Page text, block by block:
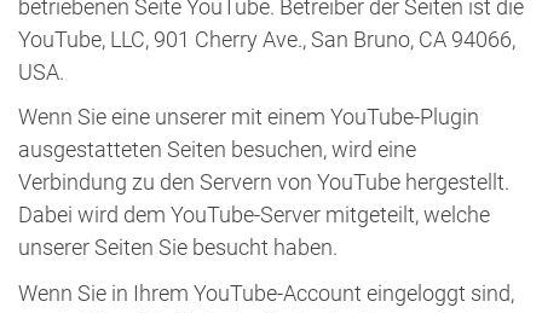
betriebenen Seite YouTube. Betreiber der Seiten ist die
YouTube, LLC, 901 Cherry Ave., San Bruno, CA 94066,
USA.
Wenn Sie eine unserer mit einem YouTube-Plugin
ausgestatteten Seiten besuchen, wird eine
Verbindung zu den Servern von YouTube hergestellt.
Dabei wird dem YouTube-Server mitgeteilt, welche
unserer Seiten Sie besucht haben.
Wenn Sie in Ihrem YouTube-Account eingeloggt sind,